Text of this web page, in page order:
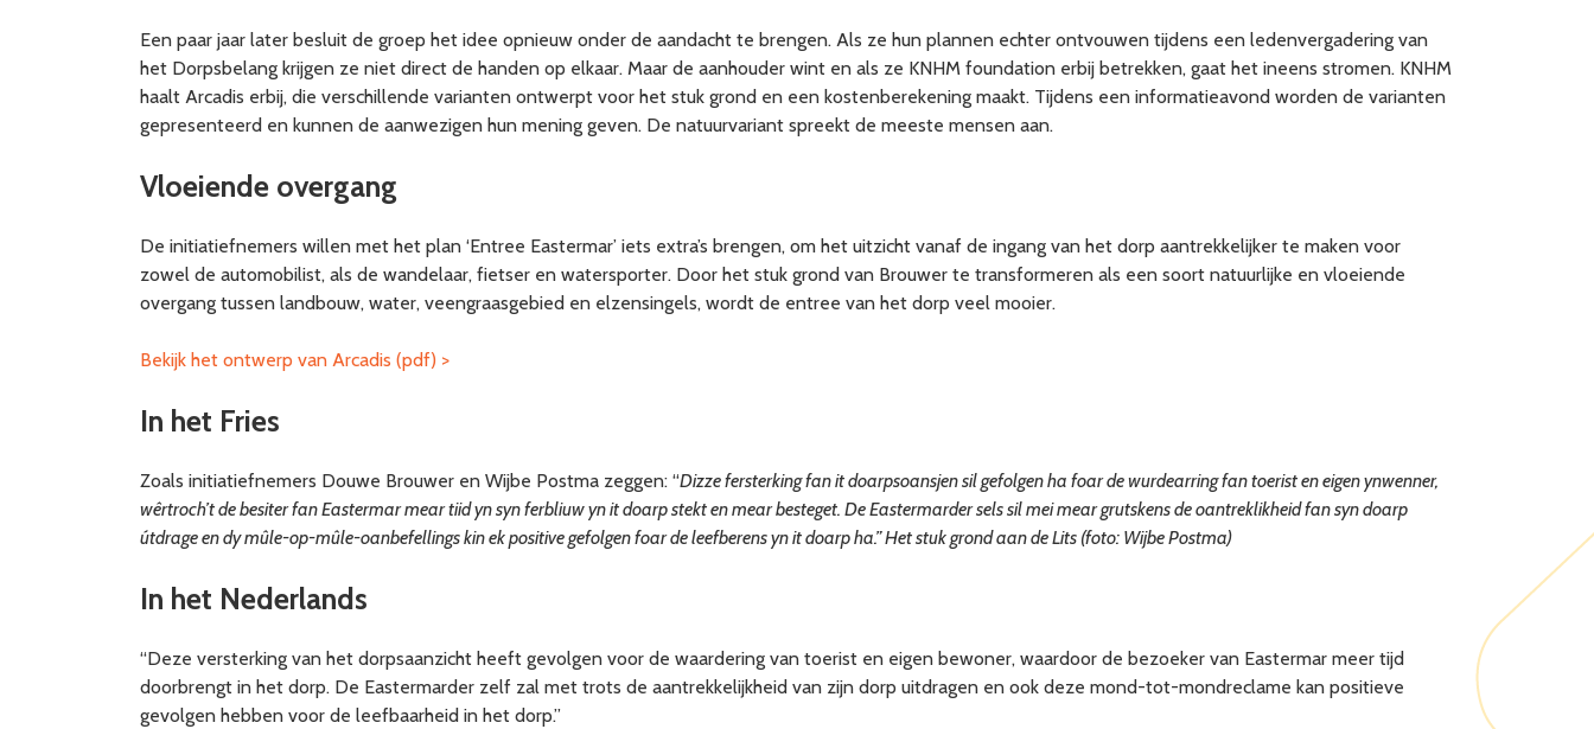
Een paar jaar later besluit de groep het idee opnieuw onder de aandacht te brengen. Als ze hun plannen echter ontvouwen tijdens een ledenvergadering van
het Dorpsbelang krijgen ze niet direct de handen op elkaar. Maar de aanhouder wint en als ze KNHM foundation erbij betrekken, gaat het ineens stromen. KNHM
haalt Arcadis erbij, die verschillende varianten ontwerpt voor het stuk grond en een kostenberekening maakt. Tijdens een informatieavond worden de varianten
gepresenteerd en kunnen de aanwezigen hun mening geven. De natuurvariant spreekt de meeste mensen aan.
Vloeiende overgang
De initiatiefnemers willen met het plan ‘Entree Eastermar’ iets extra’s brengen, om het uitzicht vanaf de ingang van het dorp aantrekkelijker te maken voor
zowel de automobilist, als de wandelaar, fietser en watersporter. Door het stuk grond van Brouwer te transformeren als een soort natuurlijke en vloeiende
overgang tussen landbouw, water, veengraasgebied en elzensingels, wordt de entree van het dorp veel mooier.
Bekijk het ontwerp van Arcadis (pdf) >
In het Fries
Zoals initiatiefnemers Douwe Brouwer en Wijbe Postma zeggen: “Dizze fersterking fan it doarpsoansjen sil gefolgen ha foar de wurdearring fan toerist en eigen ynwenner,
wêrtroch’t de besiter fan Eastermar mear tiid yn syn ferbliuw yn it doarp stekt en mear besteget. De Eastermarder sels sil mei mear grutskens de oantreklikheid fan syn doarp
útdrage en dy mûle-op-mûle-oanbefellings kin ek positive gefolgen foar de leefberens yn it doarp ha.” Het stuk grond aan de Lits (foto: Wijbe Postma)
In het Nederlands
“Deze versterking van het dorpsaanzicht heeft gevolgen voor de waardering van toerist en eigen bewoner, waardoor de bezoeker van Eastermar meer tijd
doorbrengt in het dorp. De Eastermarder zelf zal met trots de aantrekkelijkheid van zijn dorp uitdragen en ook deze mond-tot-mondreclame kan positieve
gevolgen hebben voor de leefbaarheid in het dorp.”